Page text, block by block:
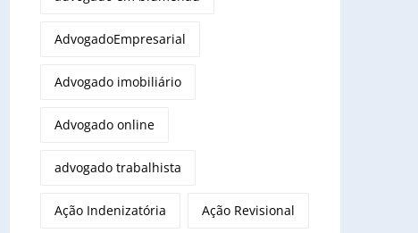
AdvogadoEmpresarial
Advogado imobiliário
Advogado online
advogado trabalhista
Ação Indenizatória Ação Revisional